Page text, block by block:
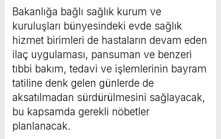
Bakanlığa bağlı sağlık kurum ve
kuruluşları bünyesindeki evde sağlık
hizmet birimleri de hastaların devam eden
ilaç uygulaması, pansuman ve benzeri
tıbbi bakım, tedavi ve işlemlerinin bayram
tatiline denk gelen günlerde de
aksatılmadan sürdürülmesini sağlayacak,
bu kapsamda gerekli nöbetler
planlanacak.